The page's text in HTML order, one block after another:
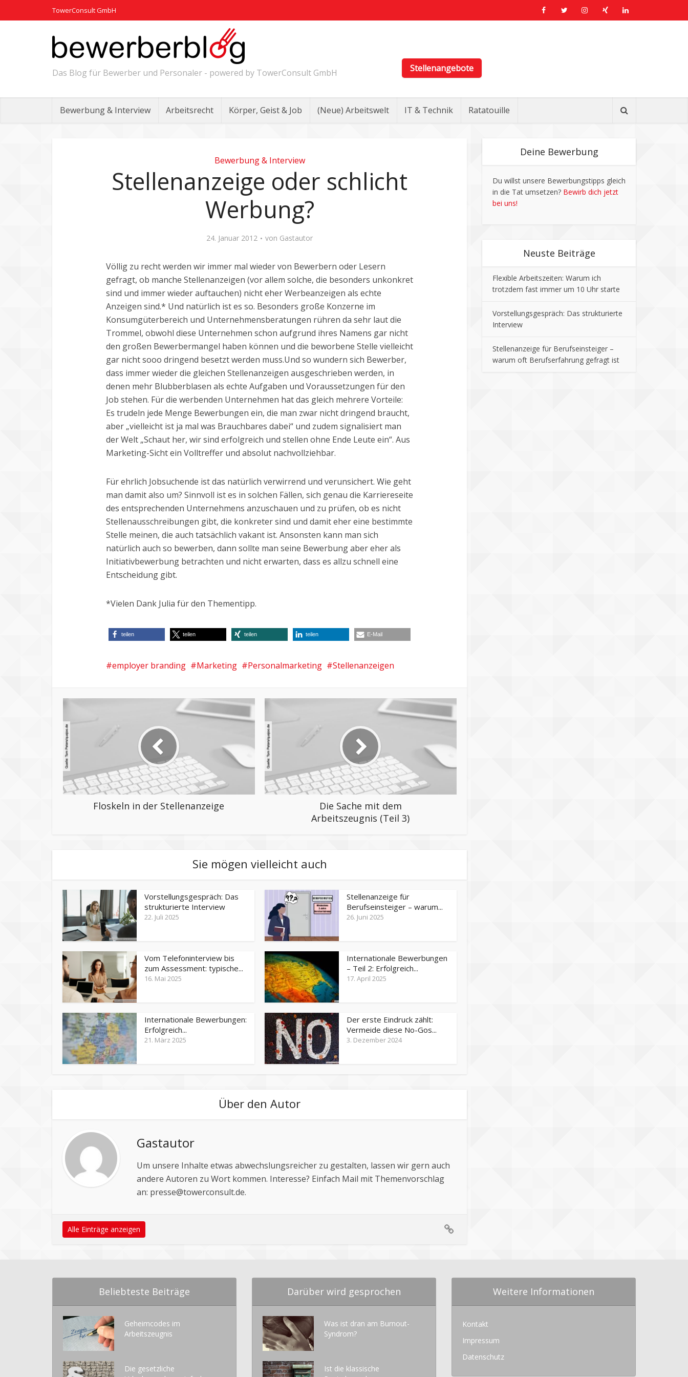
TowerConsult GmbH
Das Blog für Bewerber und Personaler - powered by TowerConsult GmbH
Bewerbung & Interview Arbeitsrecht Körper, Geist & Job (Neue) Arbeitswelt IT & Technik Ratatouille
Stellenangebote
Bewerbung & Interview
Stellenanzeige oder schlicht
Werbung?
24. Januar 2012 von Gastautor
Völlig zu recht werden wir immer mal wieder von Bewerbern oder Lesern
gefragt, ob manche Stellenanzeigen (vor allem solche, die besonders unkonkret
sind und immer wieder auftauchen) nicht eher Werbeanzeigen als echte
Anzeigen sind.* Und natürlich ist es so. Besonders große Konzerne im
Konsumgüterbereich und Unternehmensberatungen rühren da sehr laut die
Trommel, obwohl diese Unternehmen schon aufgrund ihres Namens gar nicht
den großen Bewerbermangel haben können und die beworbene Stelle vielleicht
gar nicht sooo dringend besetzt werden muss.Und so wundern sich Bewerber,
dass immer wieder die gleichen Stellenanzeigen ausgeschrieben werden, in
denen mehr Blubberblasen als echte Aufgaben und Voraussetzungen für den
Job stehen. Für die werbenden Unternehmen hat das gleich mehrere Vorteile:
Es trudeln jede Menge Bewerbungen ein, die man zwar nicht dringend braucht,
aber „vielleicht ist ja mal was Brauchbares dabei“ und zudem signalisiert man
der Welt „Schaut her, wir sind erfolgreich und stellen ohne Ende Leute ein“. Aus
Marketing-Sicht ein Volltreffer und absolut nachvollziehbar.
Für ehrlich Jobsuchende ist das natürlich verwirrend und verunsichert. Wie geht
man damit also um? Sinnvoll ist es in solchen Fällen, sich genau die Karriereseite
des entsprechenden Unternehmens anzuschauen und zu prüfen, ob es nicht
Stellenausschreibungen gibt, die konkreter sind und damit eher eine bestimmte
Stelle meinen, die auch tatsächlich vakant ist. Ansonsten kann man sich
natürlich auch so bewerben, dann sollte man seine Bewerbung aber eher als
Initiativbewerbung betrachten und nicht erwarten, dass es allzu schnell eine
Entscheidung gibt.
*Vielen Dank Julia für den Thementipp.
teilen teilen teilen teilen E-Mail
employer branding Marketing Personalmarketing Stellenanzeigen
Floskeln in der Stellenanzeige
Die Sache mit dem
Arbeitszeugnis (Teil 3)
Sie mögen vielleicht auch
Vorstellungsgespräch: Das
strukturierte Interview
22. Juli 2025
Stellenanzeige für
Berufseinsteiger – warum...
26. Juni 2025
Vom Telefoninterview bis
zum Assessment: typische...
16. Mai 2025
Internationale Bewerbungen
– Teil 2: Erfolgreich...
17. April 2025
Internationale Bewerbungen:
Erfolgreich...
21. März 2025
Der erste Eindruck zählt:
Vermeide diese No-Gos...
3. Dezember 2024
Über den Autor
Gastautor
Um unsere Inhalte etwas abwechslungsreicher zu gestalten, lassen wir gern auch
andere Autoren zu Wort kommen. Interesse? Einfach Mail mit Themenvorschlag
an: presse@towerconsult.de.
Alle Einträge anzeigen
Deine Bewerbung
Du willst unsere Bewerbungstipps gleich
in die Tat umsetzen? Bewirb dich jetzt
bei uns!
Neuste Beiträge
Flexible Arbeitszeiten: Warum ich
trotzdem fast immer um 10 Uhr starte
Vorstellungsgespräch: Das strukturierte
Interview
Stellenanzeige für Berufseinsteiger –
warum oft Berufserfahrung gefragt ist
Beliebteste Beiträge
Geheimcodes im
Arbeitszeugnis
Die gesetzliche
Darüber wird gesprochen
Was ist dran am Burnout-
Syndrom?
Ist die klassische
Weitere Informationen
Kontakt
Impressum
Datenschutz